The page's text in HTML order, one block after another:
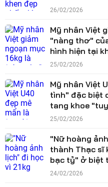
26/02/2026
Mỹ nhân Việt
"nàng thơ"
hình hiện tại
25/02/2026
Mỹ nhân Việt
tình" đặc biệt
tang khoe
25/02/2026
"Nữ hoàng
thành Thạc sĩ
bạc tỷ" ở biệt
24/02/2026